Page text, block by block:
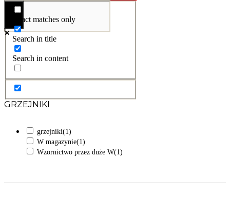
Exact matches only
Search in title
Search in content
GRZEJNIKI
grzejniki(1)
W magazynie(1)
Wzornictwo przez duże W(1)